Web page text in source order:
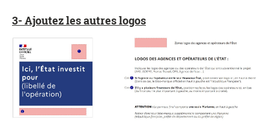
3- Ajoutez les autres logos